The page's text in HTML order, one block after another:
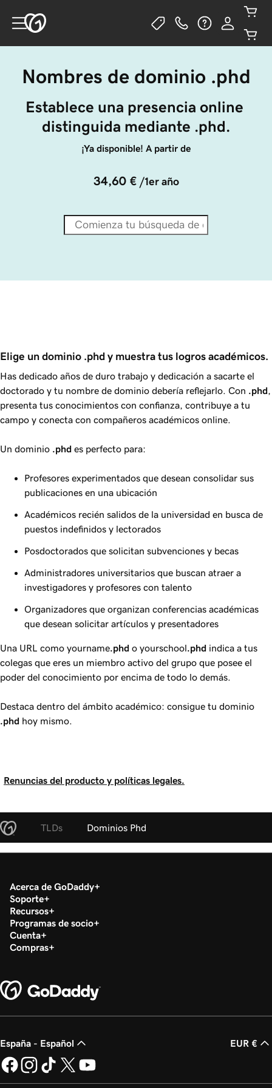
Nombres de dominio .phd
Establece una presencia online
distinguida mediante .phd.
¡Ya disponible! A partir de
34,60 € /1er año
Elige un dominio .phd y muestra tus logros académicos.
Has dedicado años de duro trabajo y dedicación a sacarte el
doctorado y tu nombre de dominio debería reflejarlo. Con .phd
presenta tus conocimientos con confianza, contribuye a tu
campo y conecta con compañeros académicos online.
Un dominio .phd es perfecto para:
Profesores experimentados que desean consolidar sus
publicaciones en una ubicación
Académicos recién salidos de la universidad en busca de
puestos indefinidos y lectorados
Posdoctorados que solicitan subvenciones y becas
Administradores universitarios que buscan atraer a
investigadores y profesores con talento
Organizadores que organizan conferencias académicas
que desean solicitar artículos y presentadores
Una URL como yourname.phd o yourschool.phd indica a tus
colegas que eres un miembro activo del grupo que posee el
poder del conocimiento por encima de todo lo demás.
Destaca dentro del ámbito académico: consigue tu dominio
.phd hoy mismo.
Renuncias del producto y políticas legales.
TLDs Dominios Phd
Acerca de GoDaddy
Soporte
Recursos
Programas de socio
Cuenta
Compras
España - Español EUR €